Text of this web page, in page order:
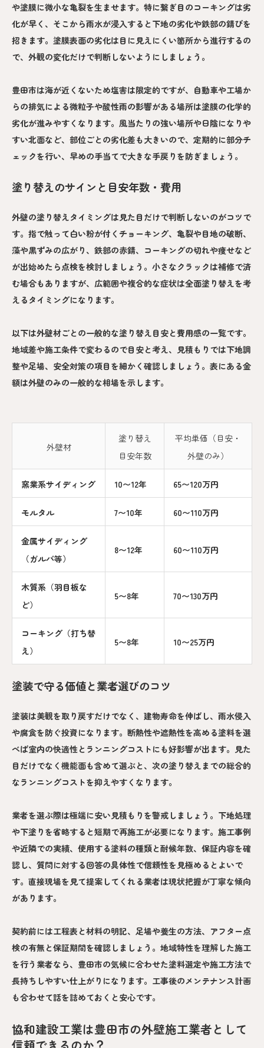
や塗膜に微小な亀裂を生ませます。特に繋ぎ目のコーキングは劣
化が早く、そこから雨水が浸入すると下地の劣化や鉄部の錆びを
招きます。塗膜表面の劣化は目に見えにくい箇所から進行するの
で、外観の変化だけで判断しないようにしましょう。
豊田市は海が近くないため塩害は限定的ですが、自動車や工場か
らの排気による微粒子や酸性雨の影響がある場所は塗膜の化学的
劣化が進みやすくなります。風当たりの強い場所や日陰になりや
すい北面など、部位ごとの劣化差も大きいので、定期的に部分チ
ェックを行い、早めの手当てで大きな手戻りを防ぎましょう。
塗り替えのサインと目安年数・費用
外壁の塗り替えタイミングは見た目だけで判断しないのがコツで
す。指で触って白い粉が付くチョーキング、亀裂や目地の破断、
藻や黒ずみの広がり、鉄部の赤錆、コーキングの切れや痩せなど
が出始めたら点検を検討しましょう。小さなクラックは補修で済
む場合もありますが、広範囲や複合的な症状は全面塗り替えを考
えるタイミングになります。
以下は外壁材ごとの一般的な塗り替え目安と費用感の一覧です。
地域差や施工条件で変わるので目安と考え、見積もりでは下地調
整や足場、安全対策の項目を細かく確認しましょう。表にある金
額は外壁のみの一般的な相場を示します。
外壁材
塗り替え
目安年数
平均単価（目安・
外壁のみ）
窯業系サイディング 10〜12年 65〜120万円
モルタル 7〜10年 60〜110万円
金属サイディング
（ガルバ等）
8〜12年 60〜110万円
木質系（羽目板な
ど）
5〜8年 70〜130万円
コーキング（打ち替
え）
5〜8年 10〜25万円
塗装で守る価値と業者選びのコツ
塗装は美観を取り戻すだけでなく、建物寿命を伸ばし、雨水侵入
や腐食を防ぐ投資になります。断熱性や遮熱性を高める塗料を選
べば室内の快適性とランニングコストにも好影響が出ます。見た
目だけでなく機能面も含めて選ぶと、次の塗り替えまでの総合的
なランニングコストを抑えやすくなります。
業者を選ぶ際は極端に安い見積もりを警戒しましょう。下地処理
や下塗りを省略すると短期で再施工が必要になります。施工事例
や近隣での実績、使用する塗料の種類と耐候年数、保証内容を確
認し、質問に対する回答の具体性で信頼性を見極めるとよいで
す。直接現場を見て提案してくれる業者は現状把握が丁寧な傾向
があります。
契約前には工程表と材料の明記、足場や養生の方法、アフター点
検の有無と保証期間を確認しましょう。地域特性を理解した施工
を行う業者なら、豊田市の気候に合わせた塗料選定や施工方法で
長持ちしやすい仕上がりになります。工事後のメンテナンス計画
も合わせて話を詰めておくと安心です。
協和建設工業は豊田市の外壁施工業者として